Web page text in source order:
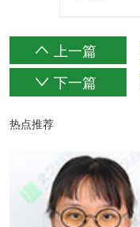
上一篇
下一篇
热点推荐